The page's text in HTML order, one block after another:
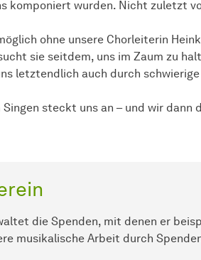
komponiert wurden. Nicht zuletzt
ohne unsere Chorleiterin
sie seitdem, uns im Zaum zu
letztendlich auch durch
Singen steckt uns an – und wir dann
die Spenden, mit denen er
musikalische Arbeit durch